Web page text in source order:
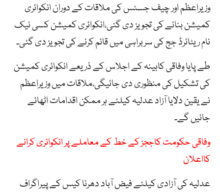
وزیراعظم اور چیف جسٹس کی ملاقات کے دوران انکوائری
کمیشن بنانے کی تجویز دی گئی،انکوائری کمیشن کسی نیک
نام ریٹائرڈ جج کی سربراہی میں قائم کرنے کی تجویز دی گئی۔
طے پایا وفاقی کابینہ کے اجلاس کے ذریعے انکوائری کمیشن
کی تشکیل کی منظوری دی جائیگی،ملاقات میں وزیراعظم
نے یقین دلایا آزاد عدلیہ کیلئے ہر ممکن اقدامات اٹھائے
جائیں گے۔
وفاقی حکومت کاججز کے خط کے معاملے پر انکوائری کرانے
کااعلان
عدلیہ کی آزادی کیلئے فیض آباد دھرنا کیس کے پیراگراف